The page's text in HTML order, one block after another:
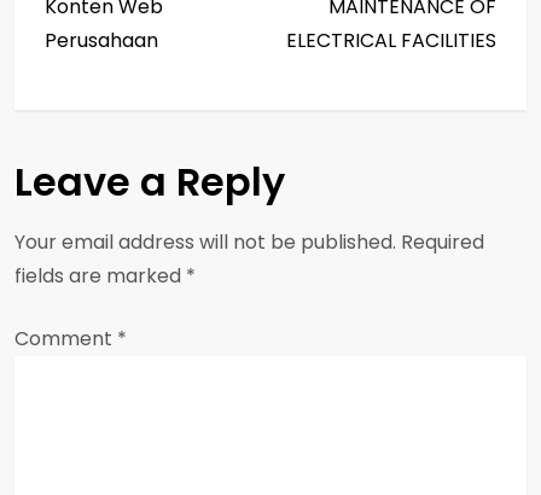
s
a
v
i
g
Konten Web
Perusahaan
MAINTENANCE OF
ELECTRICAL FACILITIES
Leave a Reply
Your email address will not be published. Required
fields are marked *
Comment *